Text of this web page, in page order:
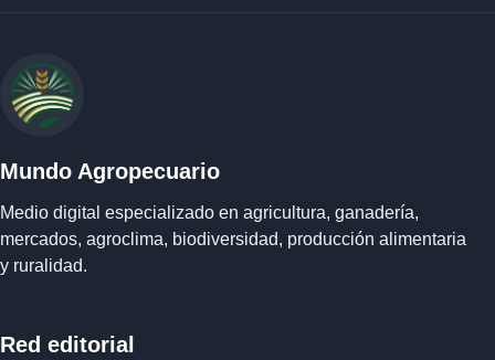
Mundo Agropecuario
Medio digital especializado en agricultura, ganadería,
mercados, agroclima, biodiversidad, producción alimentaria
y ruralidad.
Red editorial